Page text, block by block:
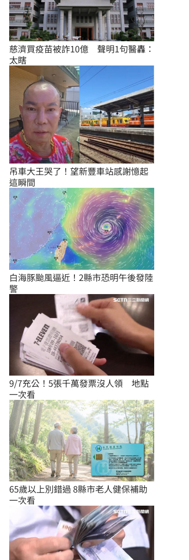
慈濟買疫苗被詐10億　聲明1句醫轟：
太瞎
吊車大王哭了！望新豐車站感謝憶起
這瞬間
白海豚颱風逼近！2縣市恐明午後發陸
警
9/7充公！5張千萬發票沒人領　地點
一次看
65歲以上別錯過 8縣市老人健保補助
一次看